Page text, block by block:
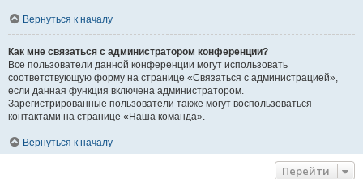
Вернуться к началу
Как мне связаться с администратором конференции?
Все пользователи данной конференции могут использовать
соответствующую форму на странице «Связаться с администрацией»,
если данная функция включена администратором.
Зарегистрированные пользователи также могут воспользоваться
контактами на странице «Наша команда».
Вернуться к началу
Перейти